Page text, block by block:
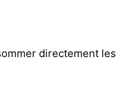
directement les